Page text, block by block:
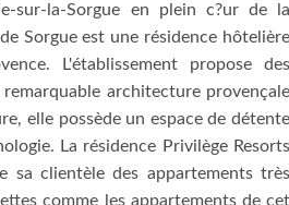
sur-la-Sorgue en plein c?ur de la
Sorgue est une résidence hôtelière
L'établissement propose des
architecture provençale
elle possède un espace de détente
La résidence Privilège Resorts
sa clientèle des appartements très
comme les appartements de cet